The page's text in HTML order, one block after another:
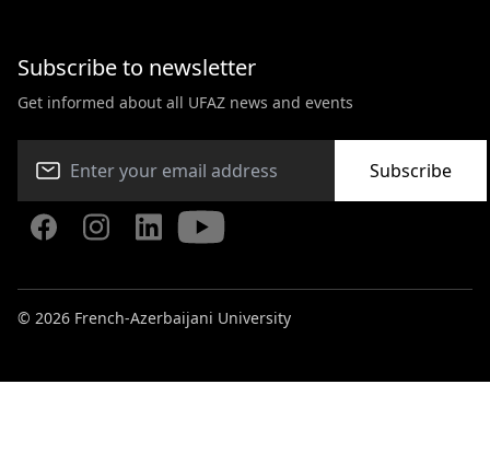
Subscribe to newsletter
Get informed about all UFAZ news and events
Subscribe
© 2026 French-Azerbaijani University